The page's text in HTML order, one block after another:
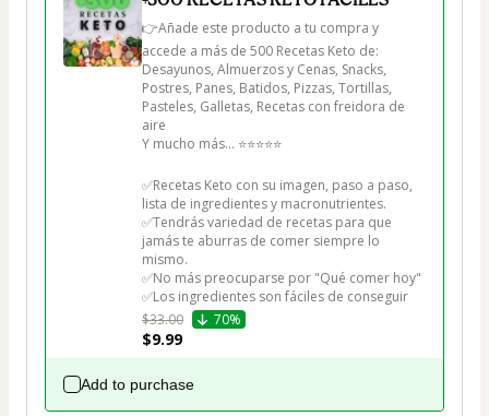
👉Añade este producto a tu compra y
accede a más de 500 Recetas Keto de:
Desayunos, Almuerzos y Cenas, Snacks,
Postres, Panes, Batidos, Pizzas, Tortillas,
Pasteles, Galletas, Recetas con freidora de
aire
Y mucho más... ⭐⭐⭐⭐⭐
✅Recetas Keto con su imagen, paso a paso,
lista de ingredientes y macronutrientes.
✅Tendrás variedad de recetas para que
jamás te aburras de comer siempre lo
mismo.
✅No más preocuparse por "Qué comer hoy"
✅Los ingredientes son fáciles de conseguir
$33.00
70%
$9.99
Add to purchase